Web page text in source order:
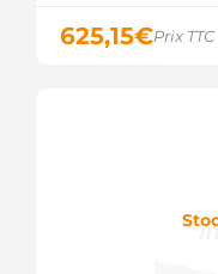
625,15€Prix TTC